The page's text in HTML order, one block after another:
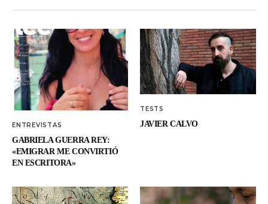
ENTREVISTAS
GABRIELA GUERRA REY:
«EMIGRAR ME CONVIRTIÓ
EN ESCRITORA»
TESTS
JAVIER CALVO